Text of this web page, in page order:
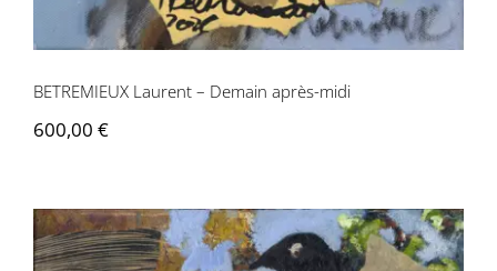
BETREMIEUX Laurent – Demain après-midi
600,00 €